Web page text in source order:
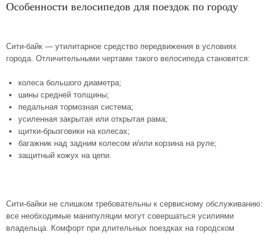
Особенности велосипедов для поездок по городу
Сити-байк — утилитарное средство передвижения в условиях
города. Отличительными чертами такого велосипеда становятся:
колеса большого диаметра;
шины средней толщины;
педальная тормозная система;
усиленная закрытая или открытая рама;
щитки-брызговики на колесах;
багажник над задним колесом и/или корзина на руле;
защитный кожух на цепи.
Сити-байки не слишком требовательны к сервисному обслуживанию:
все необходимые манипуляции могут совершаться усилиями
владельца. Комфорт при длительных поездках на городском